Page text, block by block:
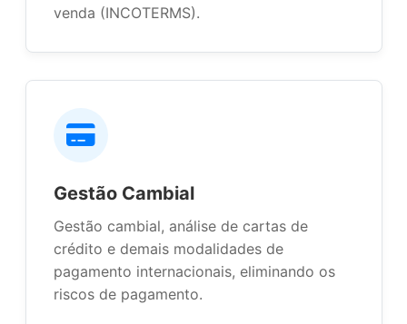
venda (INCOTERMS).
Gestão Cambial
Gestão cambial, análise de cartas de
crédito e demais modalidades de
pagamento internacionais, eliminando os
riscos de pagamento.